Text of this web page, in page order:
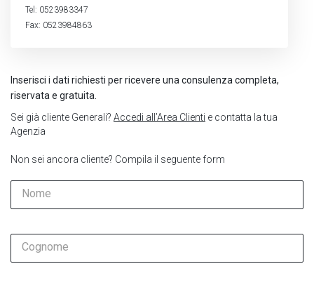
Inserisci i dati richiesti per ricevere una consulenza completa,
riservata e gratuita.
Sei già cliente Generali? Accedi all’Area Clienti e contatta la tua
Agenzia
Non sei ancora cliente? Compila il seguente form
Nome
Cognome
Tel: 0523983347
Fax: 0523984863